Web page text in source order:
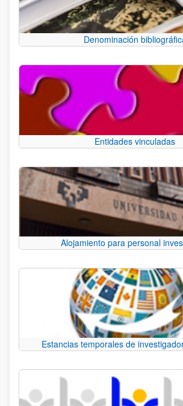
Denominación
Entidades vinculadas
Alojamiento para personal
Estancias temporales de